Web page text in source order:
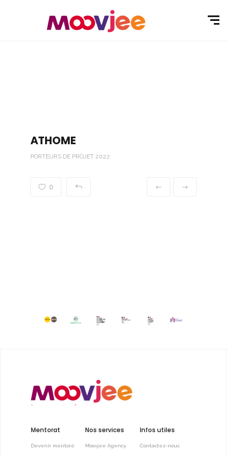
ATHOME
PORTEURS DE PROJET 2022
0
Mentorat
Devenir mentoré
Nos services
Moovjee Agency
Infos utiles
Contactez-nous